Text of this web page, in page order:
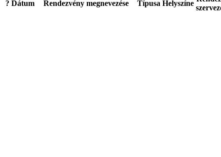
? Dátum Rendezvény megnevezése Típusa Helyszíne